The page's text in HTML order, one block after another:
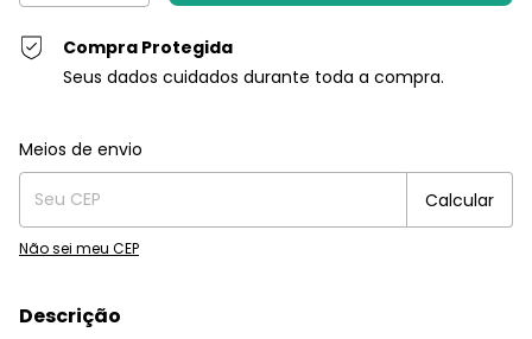
Compra Protegida
Seus dados cuidados durante toda a compra.
Entregas para o CEP:
Meios de envio
Calcular
Não sei meu CEP
Descrição